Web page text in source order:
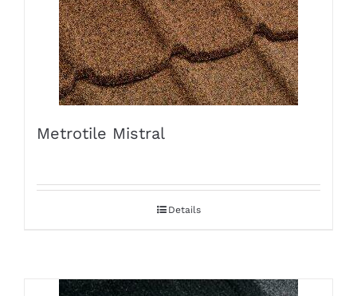
Metrotile Mistral
Details